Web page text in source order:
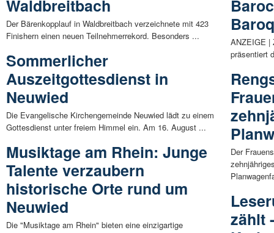
Waldbreitbach
Der Bärenkopplauf in Waldbreitbach verzeichnete mit 423
Finishern einen neuen Teilnehmerrekord. Besonders ...
Sommerlicher
Auszeitgottesdienst in
Neuwied
Die Evangelische Kirchengemeinde Neuwied lädt zu einem
Gottesdienst unter freiem Himmel ein. Am 16. August ...
Musiktage am Rhein: Junge
Talente verzaubern
historische Orte rund um
Neuwied
Die "Musiktage am Rhein" bieten eine einzigartige
ANZEIGE |
präsentiert
Der
zählt